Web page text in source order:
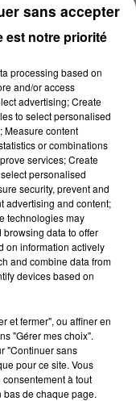
Pyrénées
DU
est notre priorité
processing based on
and/or access
advertising; Create
to select personalised
Measure content
or combinations
services; Create
personalised
security, prevent and
advertising and content;
technologies may
data to offer
on information actively
and combine data from
devices based on
et fermer", ou affiner en
"Gérer mes choix".
"Continuer sans
pour ce site. Vous
à tout
bas de chaque page.
sans accepter